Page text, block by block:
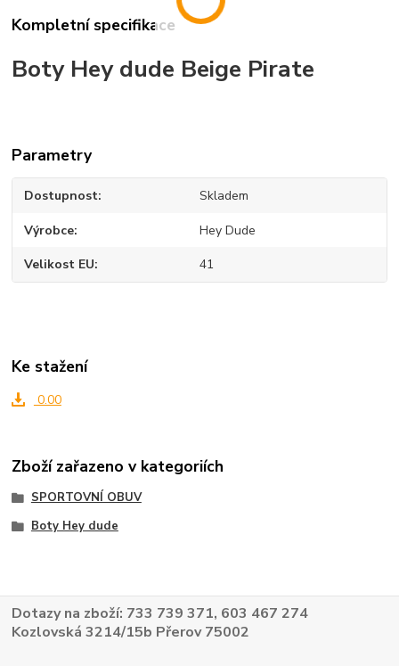
Kompletní specifikace
Boty Hey dude Beige Pirate
Parametry
Dostupnost Skladem
Výrobce Hey Dude
Velikost EU 41
Ke stažení
0.00
Zboží zařazeno v kategoriích
SPORTOVNÍ OBUV
Boty Hey dude
Dotazy na zboží: 733 739 371, 603 467 274
Kozlovská 3214/15b Přerov 75002